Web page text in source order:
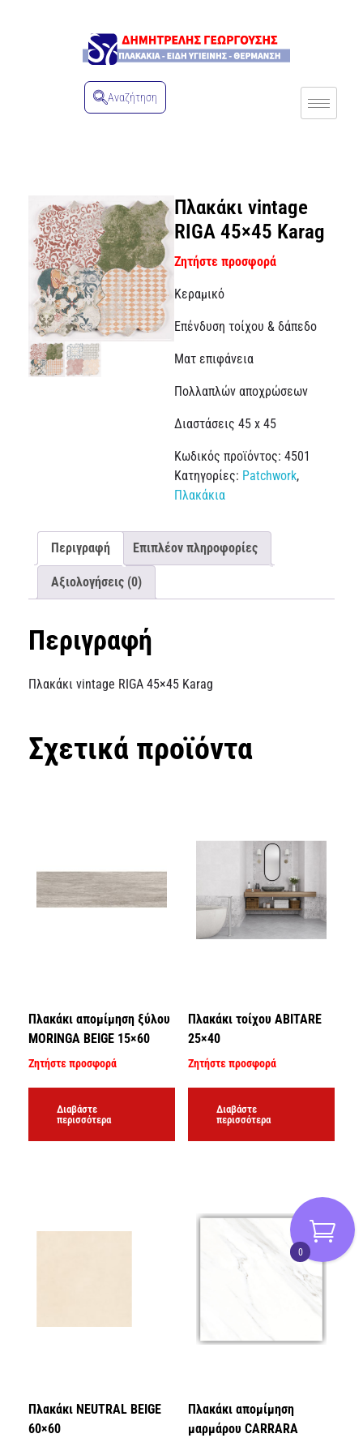
Αναζήτηση
Πλακάκι vintage
RIGA 45×45 Karag
Ζητήστε προσφορά
Κεραμικό
Επένδυση τοίχου & δάπεδο
Ματ επιφάνεια
Πολλαπλών αποχρώσεων
Διαστάσεις 45 x 45
Κωδικός προϊόντος: 4501
Κατηγορίες: Patchwork,
Πλακάκια
Περιγραφή Επιπλέον πληροφορίες
Αξιολογήσεις (0)
Περιγραφή
Πλακάκι vintage RIGA 45×45 Karag
Σχετικά προϊόντα
Πλακάκι απομίμηση ξύλου
MORINGA BEIGE 15×60
Ζητήστε προσφορά
Διαβάστε
περισσότερα
Πλακάκι τοίχου ABITARE
25×40
Ζητήστε προσφορά
Διαβάστε
περισσότερα
Πλακάκι NEUTRAL BEIGE
60×60
Πλακάκι απομίμηση
μαρμάρου CARRARA
0